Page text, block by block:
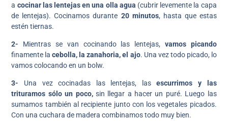
a cocinar las lentejas en una olla agua (cubrir levemente la capa
de lentejas). Cocinamos durante 20 minutos, hasta que estas
estén tiernas.
2- Mientras se van cocinando las lentejas, vamos picando
finamente lacebolla, la zanahoria, el ajo. Una vez todo picado, lo
vamos colocando en un bolw.
3- Una vez cocinadas las lentejas, lasescurrimos y las
trituramos sólo un poco,sin llegar a hacer un puré. Luego las
sumamos también al recipiente junto con los vegetales picados.
Con una cuchara de madera combinamos todo muy bien.